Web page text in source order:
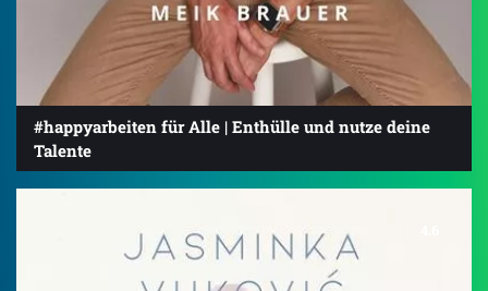
#happyarbeiten für Alle | Enthülle und nutze deine
Talente